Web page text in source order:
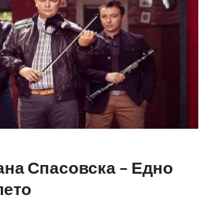
Спасовска – Едно